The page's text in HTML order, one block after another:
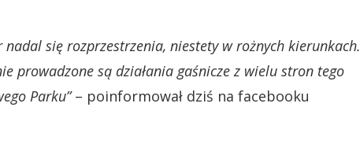
się rozprzestrzenia, niestety w rożnych kierunkach.
prowadzone są działania gaśnicze z wielu stron tego
Parku”– poinformował dziś na facebooku